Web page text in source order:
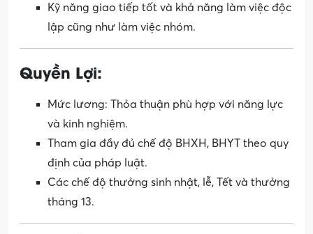
Kỹ năng giao tiếp tốt và khả năng làm việc độc
lập cũng như làm việc nhóm.
Quyền Lợi:
Mức lương: Thỏa thuận phù hợp với năng lực
và kinh nghiệm.
Tham gia đầy đủ chế độ BHXH, BHYT theo quy
định của pháp luật.
Các chế độ thưởng sinh nhật, lễ, Tết và thưởng
tháng 13.